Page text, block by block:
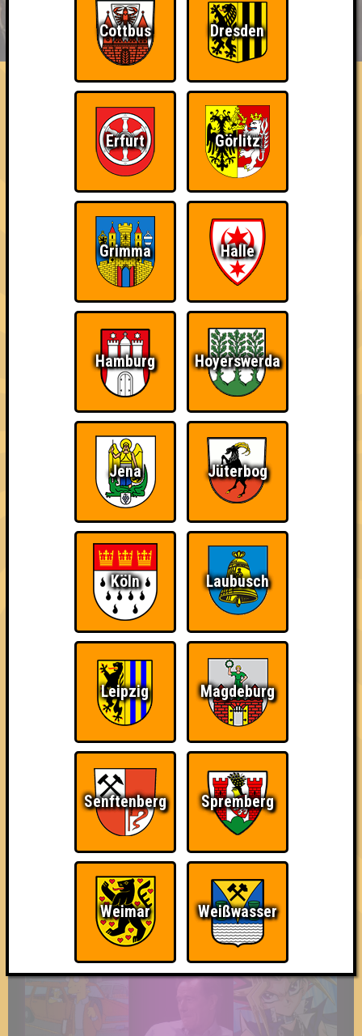
HIGHSCORE RESERVIERUNG
FAQ ÜBER UNS
Flowerpower
Errungenschaften
Kleiner Hinweis: bei uns sind Teams, die in einem Stechen
verlieren, trotzdem auf dem 1. Platz - den haben sie sich
schließlich verdient! Entsprechend gibt es für diese auch
Schon wieder zum
Bin ich schon drin? The Last of Us
Wiederzehn macht
Quizveteran
Wir sind immer bei
Nerven aus Stahl
The Amount of
Teilnahmen is too
Ich war da, vor 3000
Jahren
Da-Da Da! Da-Da Da! Teil der Oberschicht Knapp daneben!
So kurz vorm Sieg! Wir sind ERSTER?!
Cottbus Dresden
Erfurt Görlitz
Grimma Halle
Hamburg Hoyerswerda
Jena Jüterbog
Köln Laubusch
Leipzig Magdeburg
Senftenberg Spremberg
Weimar Weißwasser